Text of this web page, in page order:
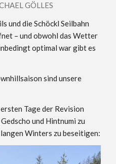
GÖLLES
und die Schöckl Seilbahn
– und obwohl das Wetter
optimal war gibt es
sind unsere
Tage der Revision
und Hintnumi zu
Winters zu beseitigen: